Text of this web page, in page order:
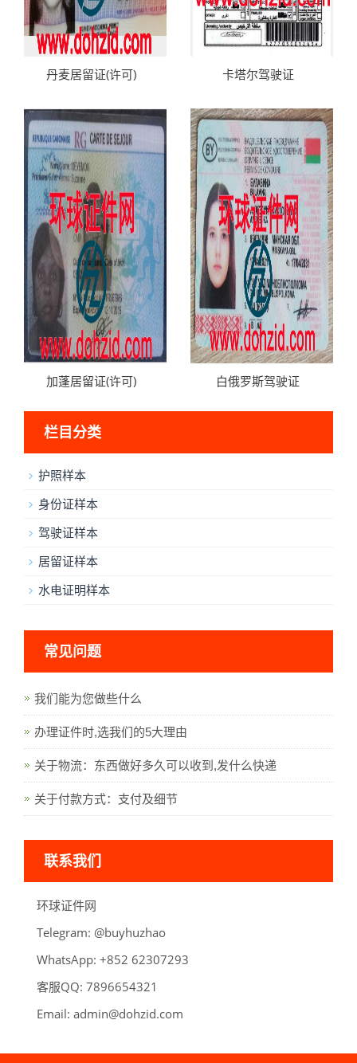
丹麦居留证(许可) 卡塔尔驾驶证
加蓬居留证(许可) 白俄罗斯驾驶证
栏目分类
护照样本
身份证样本
驾驶证样本
居留证样本
水电证明样本
常见问题
我们能为您做些什么
办理证件时,选我们的5大理由
关于物流：东西做好多久可以收到,发什么快递
关于付款方式：支付及细节
联系我们
环球证件网
Telegram: oahzuhyub@
WhatsApp: 39270326 258+
客服QQ:
123456
7896
Email: admin@dohzid.com